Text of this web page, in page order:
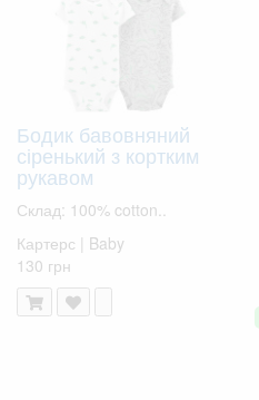
Бодик бавовняний
сіренький з кортким
рукавом
Склад: 100% cotton..
Картерс | Baby
130 грн